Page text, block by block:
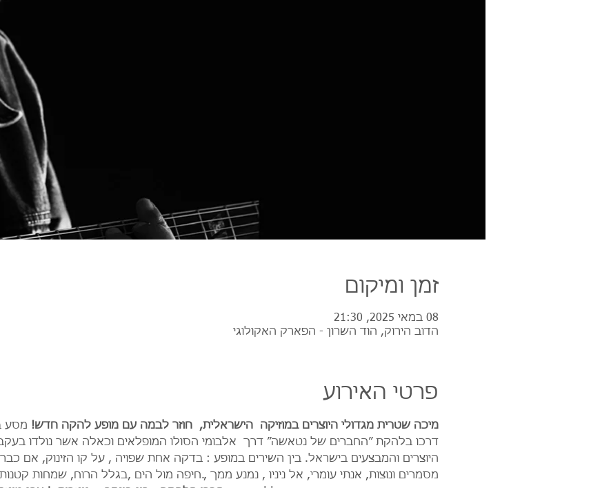
זמן ומיקום
08 במאי 2025, 21:30
הדוב הירוק, הוד השרון - הפארק האקולוגי
פרטי האירוע
מיכה שטרית מגדולי היוצרים במוזיקה  הישראלית,  חוזר לבמה עם מופע להקה חדש! מסע
דרכו בלהקת ״החברים של נטאשה״ דרך  אלבומי הסולו המופלאים וכאלה אשר נולדו
היוצרים והמבצעים בישראל. בין השירים במופע : בדקה אחת שפויה , על קו הזינוק, אם
מסמרים ונוצות, אנתי עומרי, אל ניניו , נמנע ממך ,.חיפה מול הים ,בגלל הרוח, שמחות